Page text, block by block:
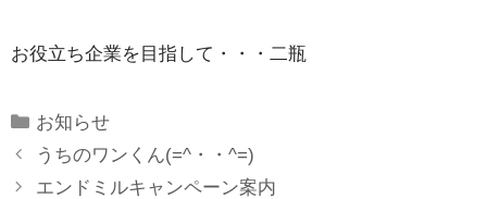
お役立ち企業を目指して・・・二瓶
Categories
お知らせ
うちのワンくん(=^・・^=)
エンドミルキャンペーン案内